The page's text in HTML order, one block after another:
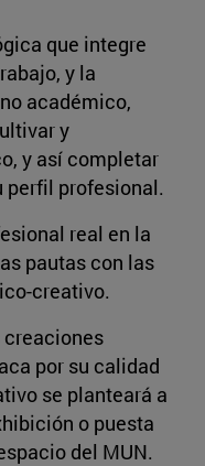
que integre
y la
académico,
y
y así completar
perfil profesional.
real en la
pautas con las
creativo.
creaciones
por su calidad
se planteará a
o puesta
del MUN.